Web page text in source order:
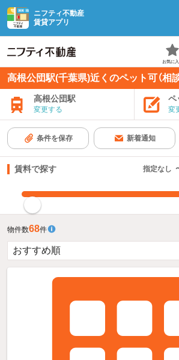
ニフティ不動産
賃貸アプリ
お気に
高根公団駅(千葉県)近くのペット可（相
高根公団駅
変更する
ペ
変
条件を保存 新着通知
賃料で探す 指定なし
物件数68件